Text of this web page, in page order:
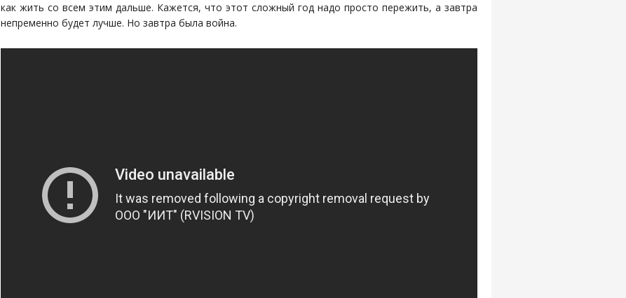
как жить со всем этим дальше. Кажется, что этот сложный год надо просто пережить, а завтра
непременно будет лучше. Но завтра была война.